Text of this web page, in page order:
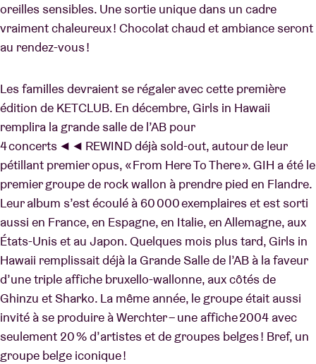
oreilles sensibles. Une sortie unique dans un cadre
vraiment chaleureux ! Chocolat chaud et ambiance seront
au rendez-vous !
Les familles devraient se régaler avec cette première
édition de KETCLUB. En décembre, Girls in Hawaii
remplira la grande salle de l’AB pour
4 concerts ◄◄ REWIND déjà sold-out, autour de leur
pétillant premier opus, « From Here To There ». GIH a été le
premier groupe de rock wallon à prendre pied en Flandre.
Leur album s’est écoulé à 60 000 exemplaires et est sorti
aussi en France, en Espagne, en Italie, en Allemagne, aux
États-Unis et au Japon. Quelques mois plus tard, Girls in
Hawaii remplissait déjà la Grande Salle de l’AB à la faveur
d’une triple affiche bruxello-wallonne, aux côtés de
Ghinzu et Sharko. La même année, le groupe était aussi
invité à se produire à Werchter – une affiche 2004 avec
seulement 20 % d’artistes et de groupes belges ! Bref, un
groupe belge iconique !